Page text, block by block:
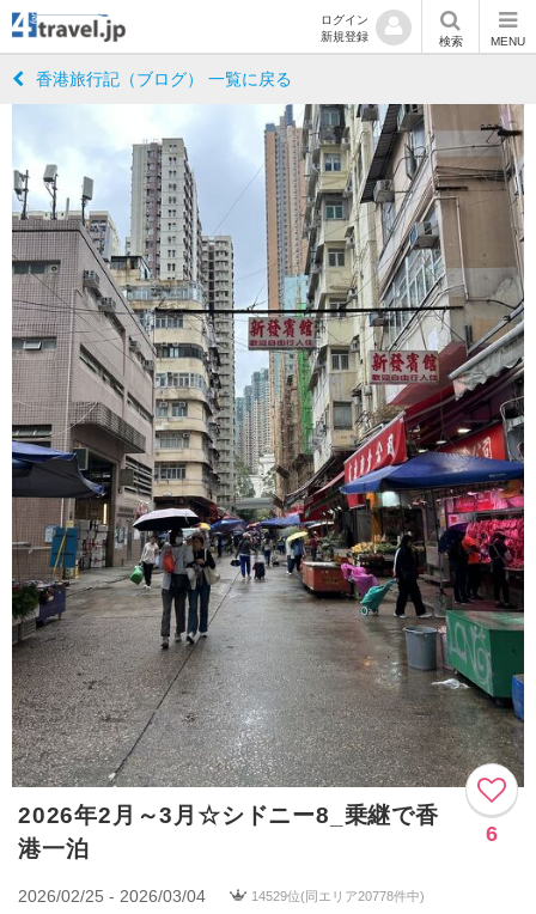
ログイン
新規登録
検索 MENU
香港旅行記（ブログ） 一覧に戻る
2026年2月～3月☆シドニー8_乗継で香
港一泊
6
2026/02/25 - 2026/03/04 14529位(同エリア20778件中)